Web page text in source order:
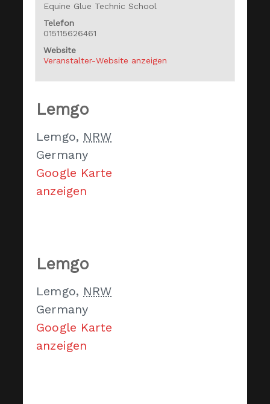
Equine Glue Technic School
Telefon
015115626461
Website
Veranstalter-Website anzeigen
Lemgo
Lemgo, NRW
Germany
Google Karte
anzeigen
Lemgo
Lemgo, NRW
Germany
Google Karte
anzeigen